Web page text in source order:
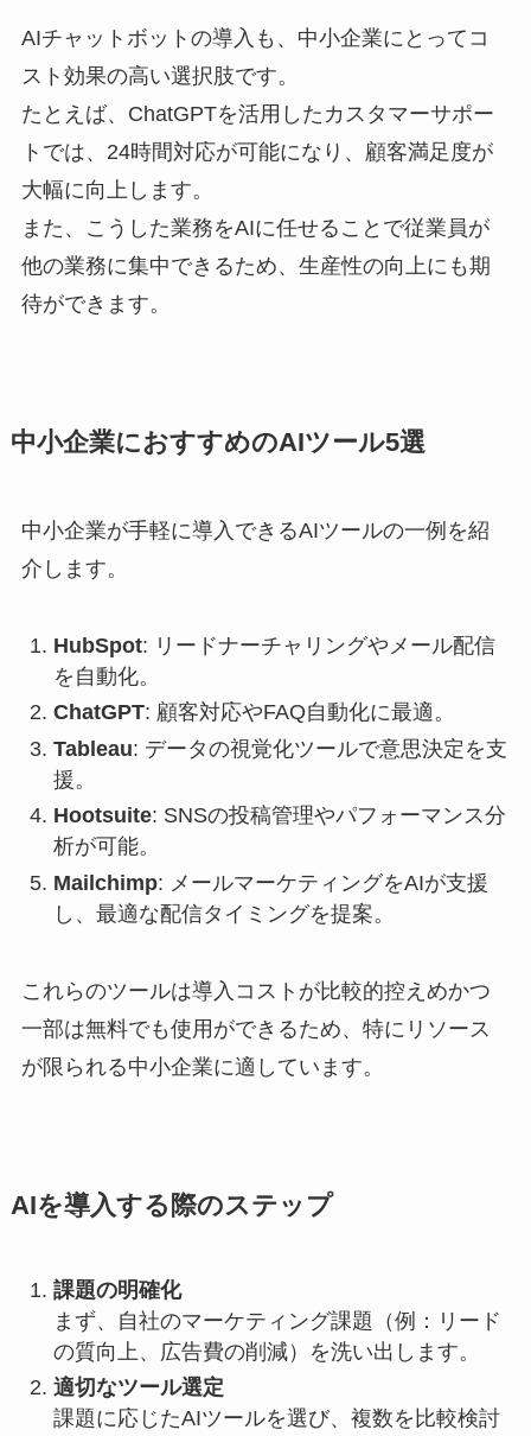
AIチャットボットの導入も、中小企業にとってコ
スト効果の高い選択肢です。
たとえば、ChatGPTを活用したカスタマーサポー
トでは、24時間対応が可能になり、顧客満足度が
大幅に向上します。
また、こうした業務をAIに任せることで従業員が
他の業務に集中できるため、生産性の向上にも期
待ができます。
中小企業におすすめのAIツール5選
中小企業が手軽に導入できるAIツールの一例を紹
介します。
HubSpot: リードナーチャリングやメール配信
を自動化。
ChatGPT: 顧客対応やFAQ自動化に最適。
Tableau: データの視覚化ツールで意思決定を支
援。
Hootsuite: SNSの投稿管理やパフォーマンス分
析が可能。
Mailchimp: メールマーケティングをAIが支援
し、最適な配信タイミングを提案。
これらのツールは導入コストが比較的控えめかつ
一部は無料でも使用ができるため、特にリソース
が限られる中小企業に適しています。
AIを導入する際のステップ
課題の明確化
まず、自社のマーケティング課題（例：リード
の質向上、広告費の削減）を洗い出します。
適切なツール選定
課題に応じたAIツールを選び、複数を比較検討